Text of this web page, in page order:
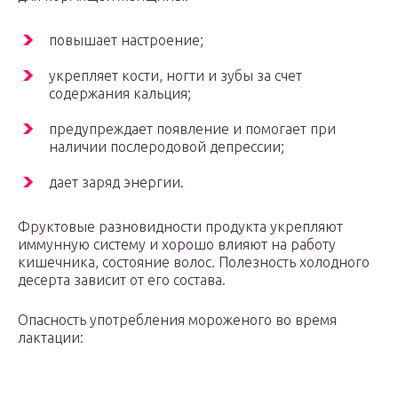
повышает настроение;
укрепляет кости, ногти и зубы за счет
содержания кальция;
предупреждает появление и помогает при
наличии послеродовой депрессии;
дает заряд энергии.
Фруктовые разновидности продукта укрепляют
иммунную систему и хорошо влияют на работу
кишечника, состояние волос. Полезность холодного
десерта зависит от его состава.
Опасность употребления мороженого во время
лактации: